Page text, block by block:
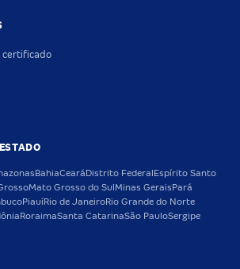
certificado
BahiaCearáDistrito FederalEspírito Santo
Mato Grosso do SulMinas GeraisPará
PiauíRio de JaneiroRio Grande do Norte
RoraimaSanta CatarinaSão PauloSergipe